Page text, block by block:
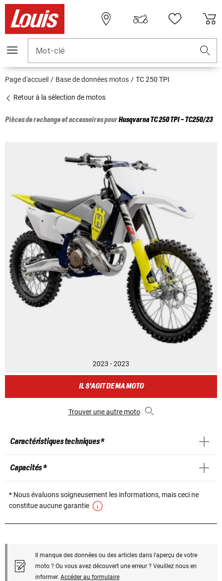
Mot-clé
Page d'accueil Base de données motos TC 250 TPI
Retour à la sélection de motos
Pièces de rechange et accessoires pourHusqvarnaTC 250 TPI - TC250/23
2023 - 2023
IL S'AGIT DE MA MOTO
Trouver une autre moto
Caractéristiques techniques *
Capacités *
* Nous évaluons soigneusement les informations, mais ceci ne
constitue aucune garantie
Il manque des données ou des articles dans l'aperçu de votre
moto ? Ou vous avez découvert une erreur ? Veuillez nous en
informer. Accéder au formulaire